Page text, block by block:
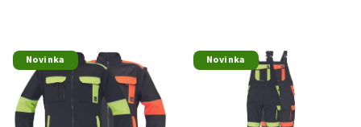
Novinka Novinka